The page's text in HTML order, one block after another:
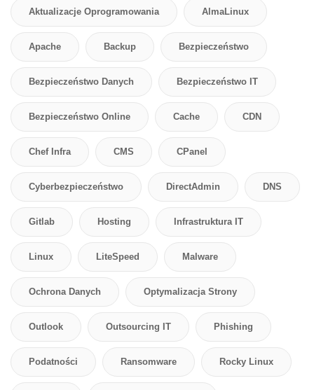
Aktualizacje Oprogramowania AlmaLinux
Apache Backup Bezpieczeństwo
Bezpieczeństwo Danych Bezpieczeństwo IT
Bezpieczeństwo Online Cache CDN
Chef Infra CMS CPanel
Cyberbezpieczeństwo DirectAdmin DNS
Gitlab Hosting Infrastruktura IT
Linux LiteSpeed Malware
Ochrona Danych Optymalizacja Strony
Outlook Outsourcing IT Phishing
Podatności Ransomware Rocky Linux